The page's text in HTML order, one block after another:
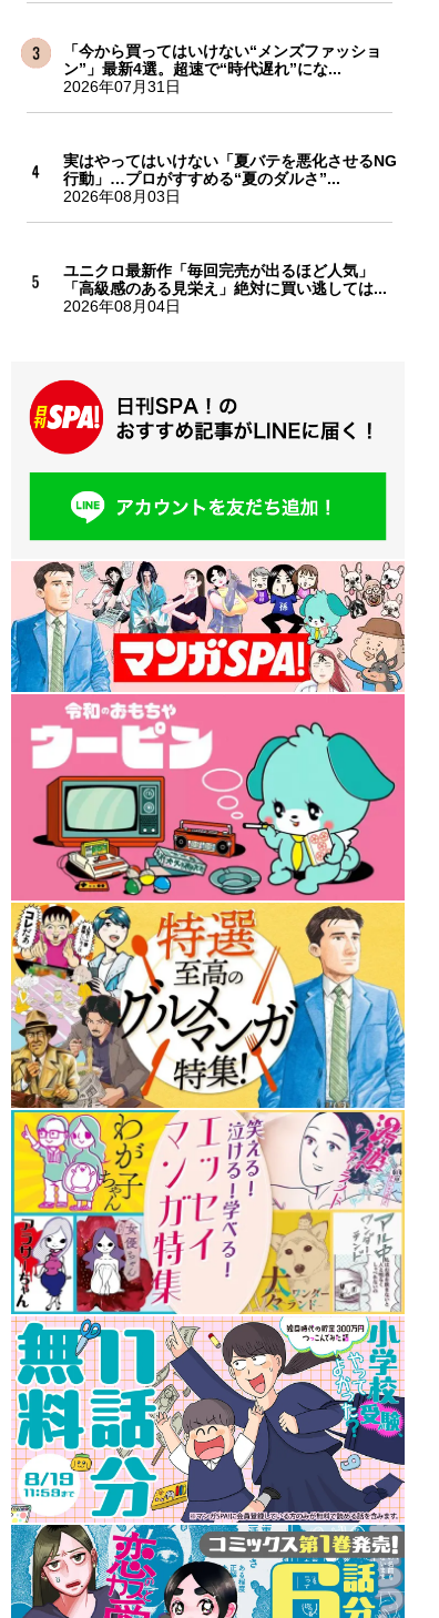
「今から買ってはいけない“メンズファッショ
ン”」最新4選。超速で“時代遅れ”にな...
2026年07月31日
実はやってはいけない「夏バテを悪化させるNG
行動」…プロがすすめる“夏のダルさ”...
2026年08月03日
ユニクロ最新作「毎回完売が出るほど人気」
「高級感のある見栄え」絶対に買い逃しては...
2026年08月04日